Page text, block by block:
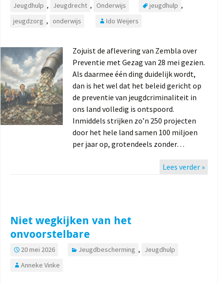
Jeugdhulp , Jeugdrecht , Onderwijs jeugdhulp ,
jeugdzorg , onderwijs Ido Weijers
Zojuist de aflevering van Zembla over
Preventie met Gezag van 28 mei gezien.
Als daarmee één ding duidelijk wordt,
dan is het wel dat het beleid gericht op
de preventie van jeugdcriminaliteit in
ons land volledig is ontspoord.
Inmiddels strijken zo’n 250 projecten
door het hele land samen 100 miljoen
per jaar op, grotendeels zonder…
Lees verder »
Niet wegkijken van het
onvoorstelbare
20 mei 2026 Jeugdbescherming ,
Jeugdhulp
Anneke Vinke